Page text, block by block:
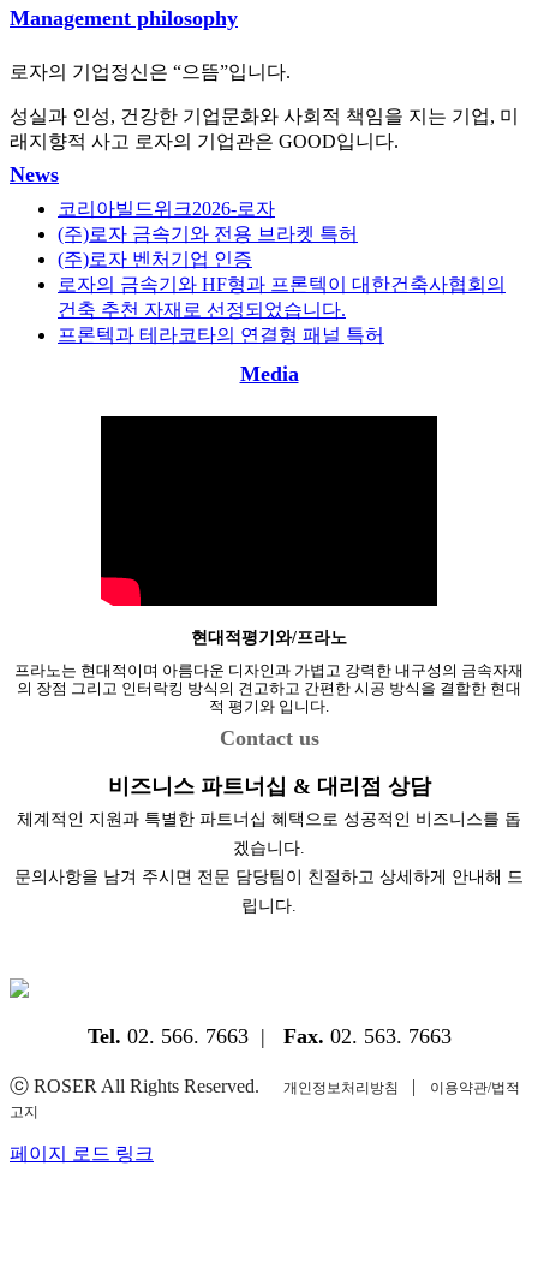
Management philosophy
로자의 기업정신은 “으뜸”입니다.
성실과 인성, 건강한 기업문화와 사회적 책임을 지는 기업, 미
래지향적 사고 로자의 기업관은 GOOD입니다.
News
코리아빌드위크2026-로자
(주)로자 금속기와 전용 브라켓 특허
(주)로자 벤처기업 인증
로자의 금속기와 HF형과 프론텍이 대한건축사협회의
건축 추천 자재로 선정되었습니다.
프론텍과 테라코타의 연결형 패널 특허
Media
현대적평기와/프라노
프라노는 현대적이며 아름다운 디자인과 가볍고 강력한 내구성의 금속자재
의 장점 그리고 인터락킹 방식의 견고하고 간편한 시공 방식을 결합한 현대
적 평기와 입니다.
Contact us
비즈니스 파트너십 & 대리점 상담
체계적인 지원과 특별한 파트너십 혜택으로 성공적인 비즈니스를 돕
겠습니다.
문의사항을 남겨 주시면 전문 담당팀이 친절하고 상세하게 안내해 드
립니다.
Tel. 02. 566. 7663 | Fax. 02. 563. 7663
ⓒ ROSER All Rights Reserved. 개인정보처리방침 |
이용약관/법적
고지
YouTube
Instagram
Facebook
Blogger
페이지 로드 링크